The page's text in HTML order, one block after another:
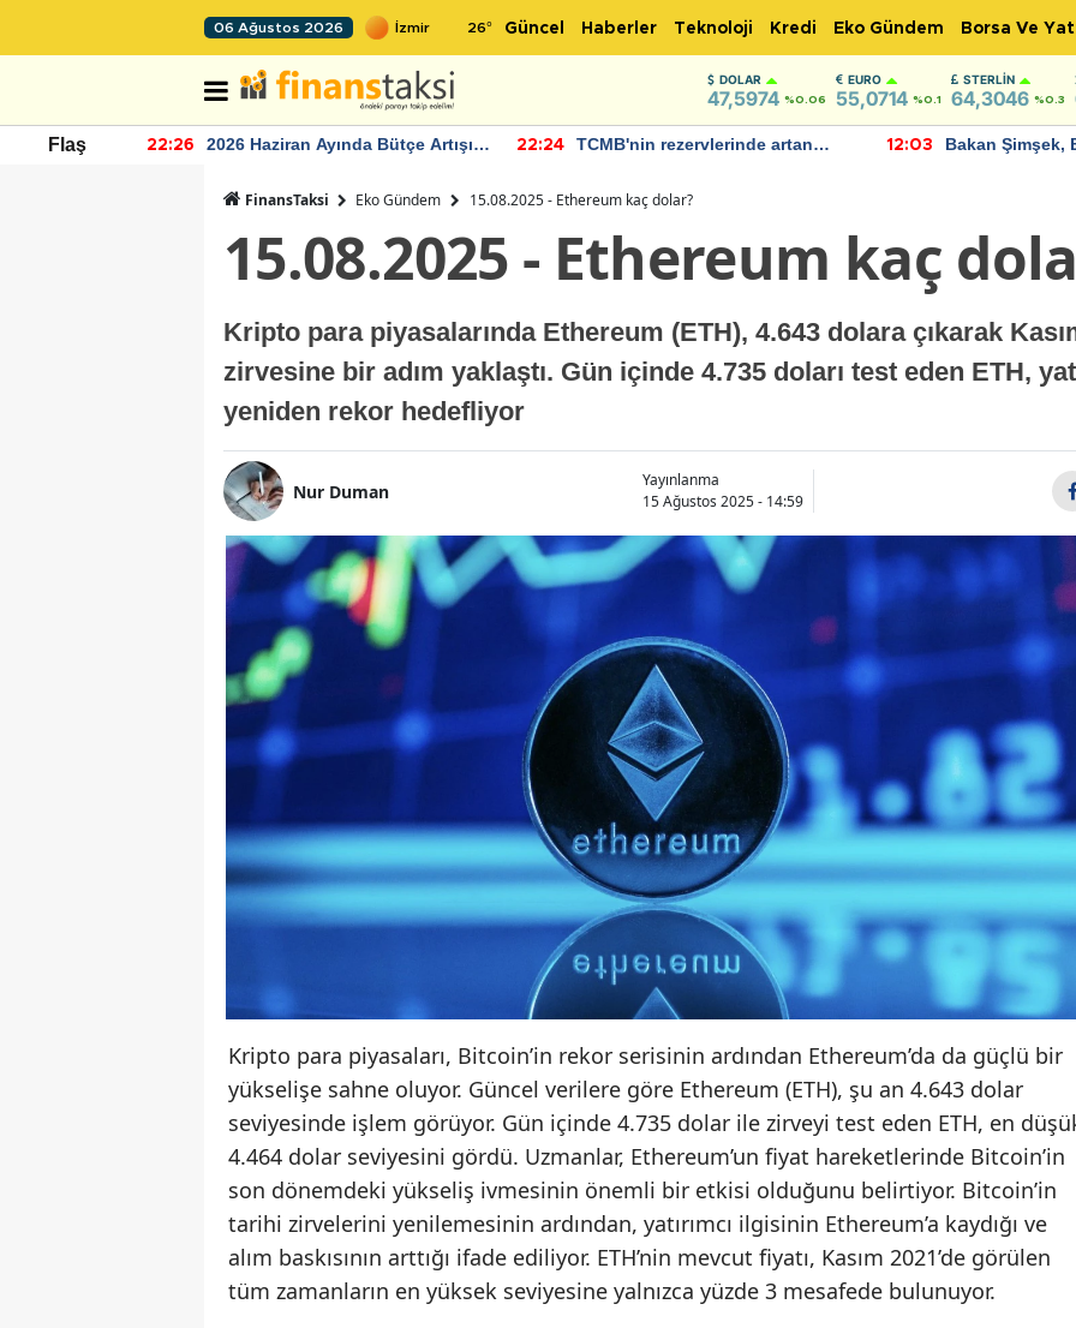
06 Ağustos 2026 26° Güncel Haberler Teknoloji Kredi Eko Gündem Borsa Ve
DOLAR
47,5974 %0.06
EURO
55,0714 %0.1
STERLIN
64,3046 %0.3
Flaş 22:26
2026 Haziran Ayında Bütçe Artışı
22:24
TCMB'nin rezervlerinde artan
12:03
Bakan Şimşek,
FinansTaksi Eko Gündem 15.08.2025 - Ethereum kaç dolar?
15.08.2025 - Ethereum kaç
Kripto para piyasalarında Ethereum (ETH), 4.643 dolara çıkarak
zirvesine bir adım yaklaştı. Gün içinde 4.735 doları test eden ETH,
yeniden rekor hedefliyor
Nur Duman
Yayınlanma
15 Ağustos 2025 - 14:59
Kripto para piyasaları, Bitcoin’in rekor serisinin ardından Ethereum’da da güçlü bir
yükselişe sahne oluyor. Güncel verilere göre Ethereum (ETH), şu an 4.643 dolar
seviyesinde işlem görüyor. Gün içinde 4.735 dolar ile zirveyi test eden ETH, en
4.464 dolar seviyesini gördü. Uzmanlar, Ethereum’un fiyat hareketlerinde Bitcoin’in
son dönemdeki yükseliş ivmesinin önemli bir etkisi olduğunu belirtiyor. Bitcoin’in
tarihi zirvelerini yenilemesinin ardından, yatırımcı ilgisinin Ethereum’a kaydığı ve
alım baskısının arttığı ifade ediliyor. ETH’nin mevcut fiyatı, Kasım 2021’de görülen
tüm zamanların en yüksek seviyesine yalnızca yüzde 3 mesafede bulunuyor.